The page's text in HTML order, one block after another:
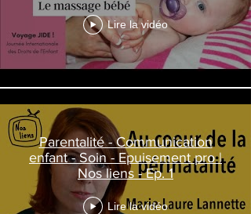
Lire la vidéo
Parentalité - Communication
enfant - Soin - Epuisement pro |
Nos liens - Ep. 1
Lire la vidéo